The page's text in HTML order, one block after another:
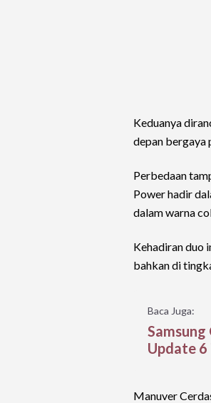
Keduanya
depan bergaya
Perbedaan
Power hadir
dalam warna
Kehadiran duo
bahkan di
Baca Juga:
Samsung
Update 6
Manuver